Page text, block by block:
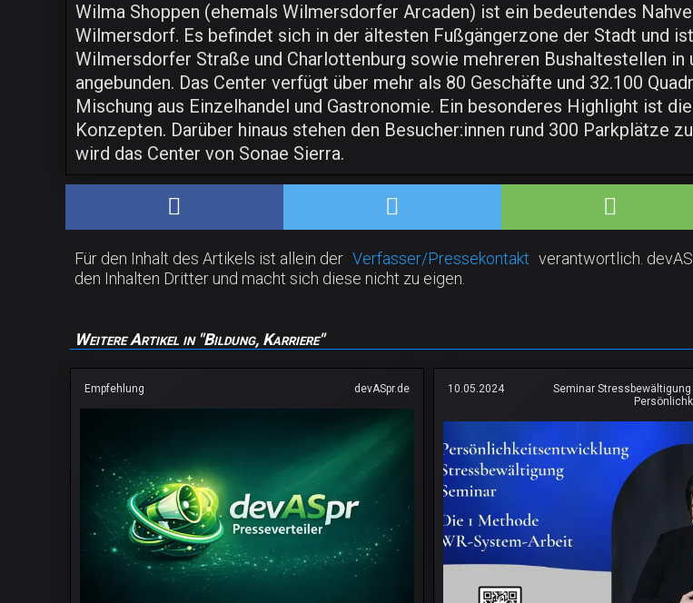
Wilma Shoppen (ehemals Wilmersdorfer Arcaden) ist ein bedeutendes
Wilmersdorf. Es befindet sich in der ältesten Fußgängerzone der Stadt und
Wilmersdorfer Straße und Charlottenburg sowie mehreren Bushaltestellen
angebunden. Das Center verfügt über mehr als 80 Geschäfte und 32.100
Mischung aus Einzelhandel und Gastronomie. Ein besonderes Highlight ist
Konzepten. Darüber hinaus stehen den Besucher:innen rund 300 Parkplätze
wird das Center von Sonae Sierra.
Für den Inhalt des Artikels ist allein der Verfasser/Pressekontakt verantwortlich.
den Inhalten Dritter und macht sich diese nicht zu eigen.
Weitere Artikel in "Bildung, Karriere"
Empfehlung devASpr.de 10.05.2024
Seminar